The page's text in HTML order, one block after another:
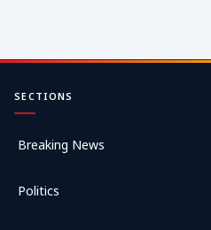
SECTIONS
Breaking News
Politics